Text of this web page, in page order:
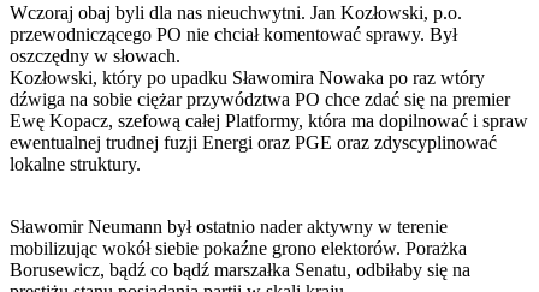
Wczoraj obaj byli dla nas nieuchwytni. Jan Kozłowski, p.o.
przewodniczącego PO nie chciał komentować sprawy. Był
oszczędny w słowach.
Kozłowski, który po upadku Sławomira Nowaka po raz wtóry
dźwiga na sobie ciężar przywództwa PO chce zdać się na premier
Ewę Kopacz, szefową całej Platformy, która ma dopilnować i spraw
ewentualnej trudnej fuzji Energi oraz PGE oraz zdyscyplinować
lokalne struktury.
Sławomir Neumann był ostatnio nader aktywny w terenie
mobilizując wokół siebie pokaźne grono elektorów. Porażka
Borusewicz, bądź co bądź marszałka Senatu, odbiłaby się na